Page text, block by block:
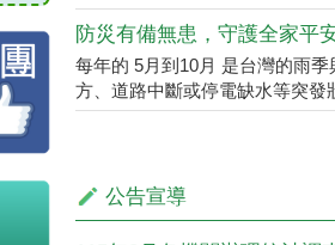
防災有備無患，守護全家平
每年的 5月到10月 是台灣的雨
方、道路中斷或停電缺水等突